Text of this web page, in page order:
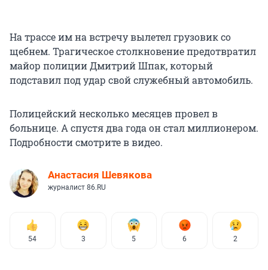
На трассе им на встречу вылетел грузовик со
щебнем. Трагическое столкновение предотвратил
майор полиции Дмитрий Шпак, который
подставил под удар свой служебный автомобиль.
Полицейский несколько месяцев провел в
больнице. А спустя два года он стал миллионером.
Подробности смотрите в видео.
Анастасия Шевякова
журналист 86.RU
54 3 5 6 2